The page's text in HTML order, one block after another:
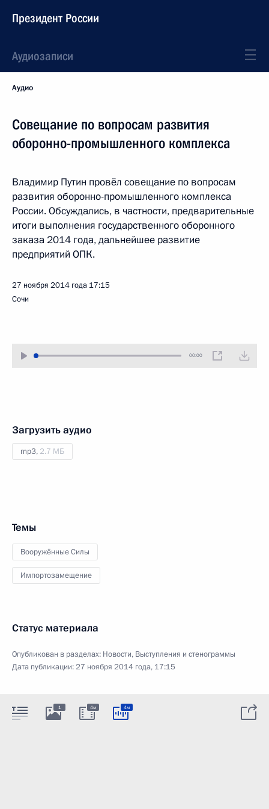
Президент России
Аудиозаписи
Аудио
Совещание по вопросам развития
оборонно-промышленного комплекса
Владимир Путин провёл совещание по вопросам
развития оборонно-промышленного комплекса
России. Обсуждались, в частности, предварительные
итоги выполнения государственного оборонного
заказа 2014 года, дальнейшее развитие
предприятий ОПК.
27 ноября 2014 года 17:15
Сочи
00:00
Загрузить аудио
mp3, 2.7 МБ
Темы
Вооружённые Силы
Импортозамещение
Статус материала
Опубликован в разделах: Новости, Выступления и стенограммы
Дата публикации:27 ноября 2014 года, 17:15
1 4м 4м